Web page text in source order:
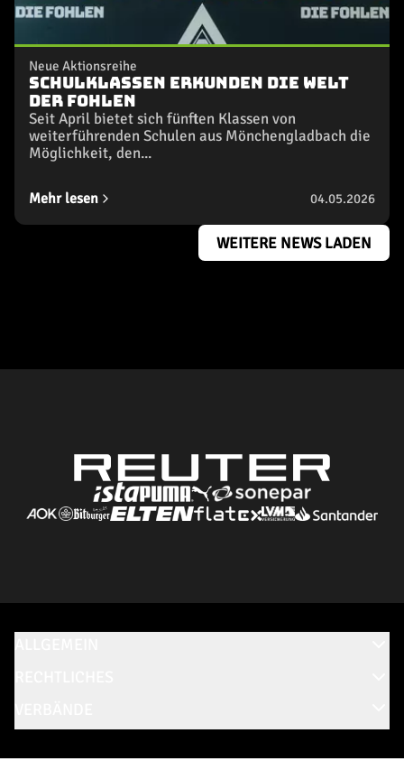
Neue Aktionsreihe
Schulklassen erkunden die Welt
der Fohlen
Seit April bietet sich fünften Klassen von
weiterführenden Schulen aus Mönchengladbach die
Möglichkeit, den...
Mehr lesen 04.05.2026
WEITERE NEWS LADEN